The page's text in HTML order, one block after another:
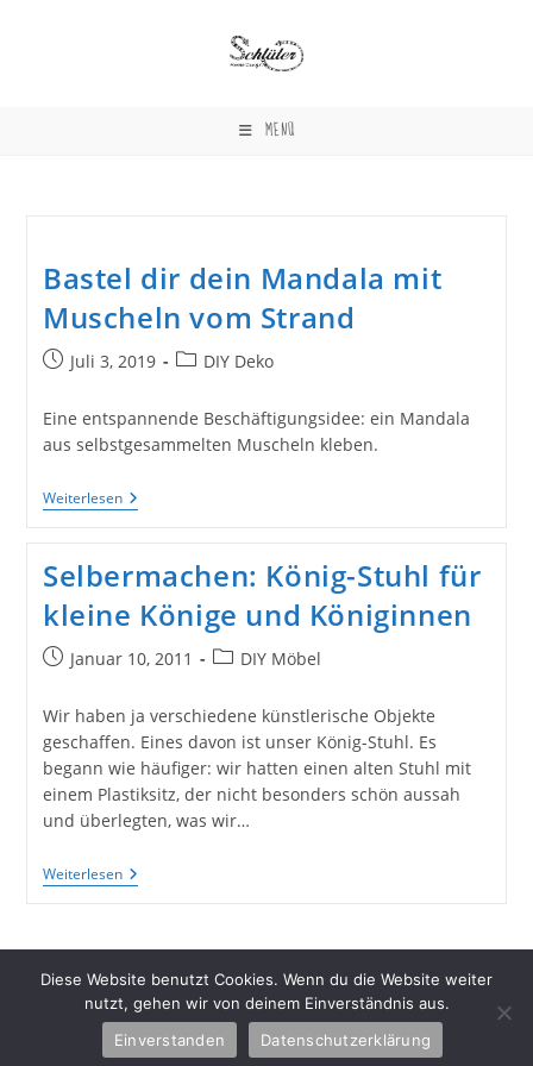
MENÜ
Bastel dir dein Mandala mit
Muscheln vom Strand
BeitragJuli 3, 2019
Beitrags-
DIY Deko
Eine entspannende Beschäftigungsidee: ein Mandala
aus selbstgesammelten Muscheln kleben.
WeiterlesenBastel
Dir
Mit
Muscheln
Vom
Strand
Selbermachen: König-Stuhl für
kleine Könige und Königinnen
BeitragJanuar 10, 2011
Beitrags-
DIY Möbel
Wir haben ja verschiedene künstlerische Objekte
geschaffen. Eines davon ist unser König-Stuhl. Es
begann wie häufiger: wir hatten einen alten Stuhl mit
einem Plastiksitz, der nicht besonders schön aussah
und überlegten, was wir…
WeiterlesenSelbermachen:
König-
Kleine
Könige
Und
Königinnen
Copyright 2026 - Schlüter Home Design
Diese Website benutzt Cookies. Wenn du die Website weiter
nutzt, gehen wir von deinem Einverständnis aus.
Einverstanden
Datenschutzerklärung